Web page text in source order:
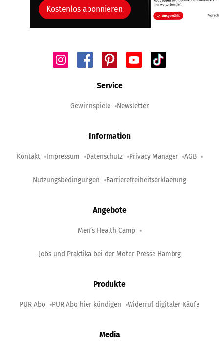
Kostenlos abonnieren
Service
Gewinnspiele Newsletter
Information
Kontakt Impressum Datenschutz Privacy Manager AGB
Nutzungsbedingungen Barrierefreiheitserklaerung
Angebote
Men‘s Health Camp
Jobs und Praktika bei der Motor Presse Hambrg
Produkte
PUR Abo PUR Abo hier kündigen Widerruf digitaler Käufe
Media